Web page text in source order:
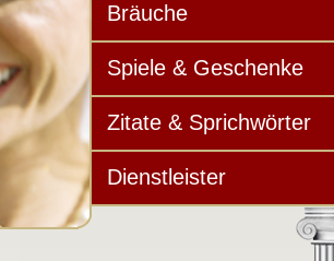
Bräuche
Spiele & Geschenke
Zitate & Sprichwörter
Dienstleister